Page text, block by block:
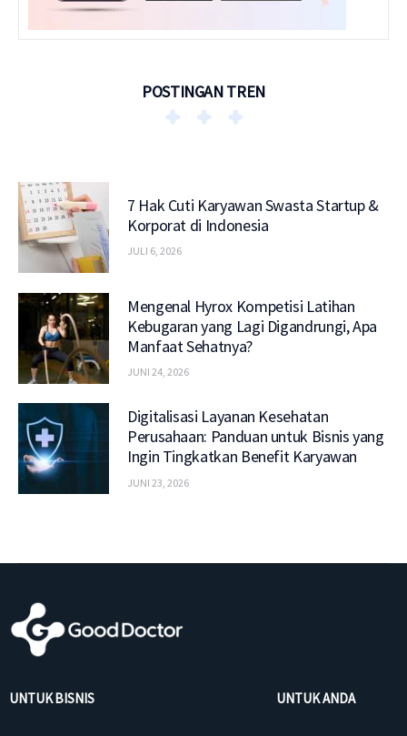
POSTINGAN TREN
7 Hak Cuti Karyawan Swasta Startup &
Korporat di Indonesia
JULI 6, 2026
Mengenal Hyrox Kompetisi Latihan
Kebugaran yang Lagi Digandrungi, Apa
Manfaat Sehatnya?
JUNI 24, 2026
Digitalisasi Layanan Kesehatan
Perusahaan: Panduan untuk Bisnis yang
Ingin Tingkatkan Benefit Karyawan
JUNI 23, 2026
UNTUK BISNIS UNTUK ANDA